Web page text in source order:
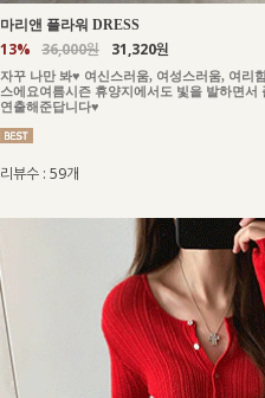
마리앤 플라워 DRESS
13% 36,000원 31,320원
자꾸 나만 봐♥ 여신스러움, 여성스러움, 여리
스에요여름시즌 휴양지에서도 빛을 발하면서
연출해준답니다♥
리뷰수 : 59개